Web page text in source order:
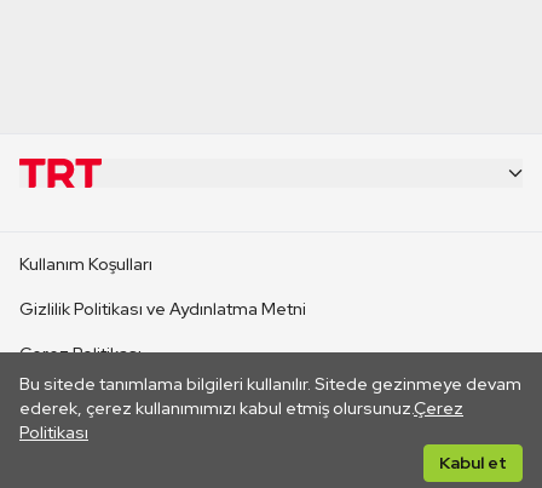
Bu sitede tanımlama bilgileri kullanılır. Sitede gezinmeye devam
ederek, çerez kullanımımızı kabul etmiş olursunuz.Çerez
Politikası
Kabul et
CANLI YAYINLAR
Kullanım Koşulları
Gizlilik Politikası ve Aydınlatma Metni
Çerez Politikası
İletişim
Her hakkı saklıdır. ©2026 TRT. Bağlantı yoluyla gidilen dış